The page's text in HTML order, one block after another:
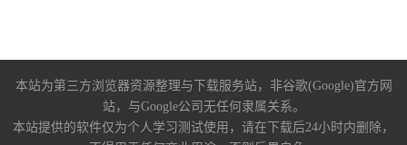
本站为第三方浏览器资源整理与下载服务站，非谷歌(Google)官方网
站，与Google公司无任何隶属关系。
本站提供的软件仅为个人学习测试使用，请在下载后24小时内删除，